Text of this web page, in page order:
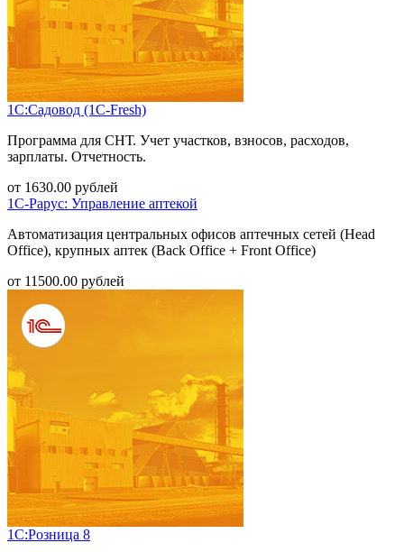
1С:Садовод (1С-Fresh)
Программа для СНТ. Учет участков, взносов, расходов,
зарплаты. Отчетность.
от 1630.00 рублей
1С-Рарус: Управление аптекой
Автоматизация центральных офисов аптечных сетей (Head
Office), крупных аптек (Back Office + Front Office)
от 11500.00 рублей
1С:Розница 8